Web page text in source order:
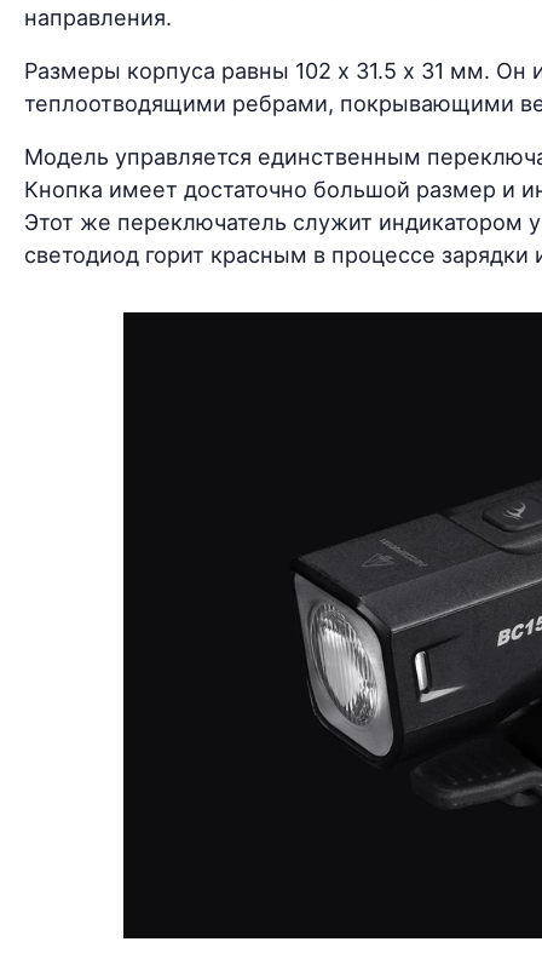
направления.
Размеры корпуса равны 102 х 31.5 х 31 мм.
теплоотводящими ребрами, покрывающими
Модель управляется единственным
Кнопка имеет достаточно большой размер и
Этот же переключатель служит индикатором
светодиод горит красным в процессе зарядки